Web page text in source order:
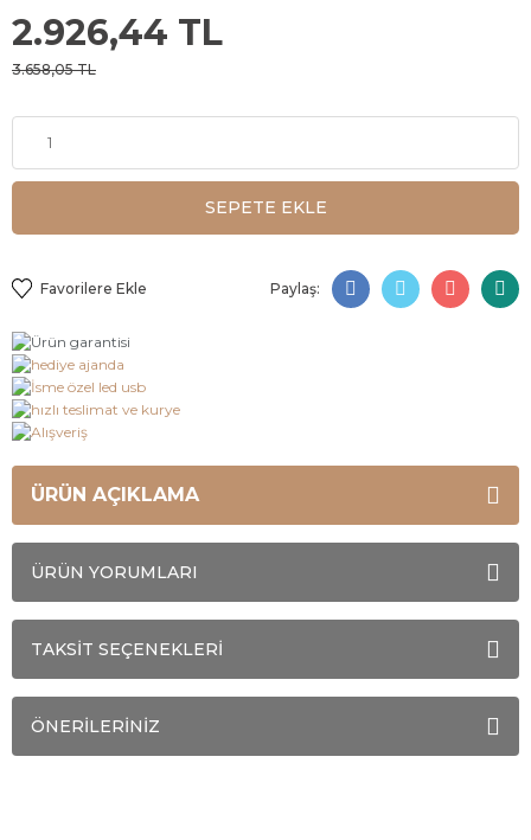
2.926,44 TL
3.658,05 TL
SEPETE EKLE
Paylaş:
ÜRÜN AÇIKLAMA
ÜRÜN YORUMLARI
TAKSİT SEÇENEKLERİ
ÖNERİLERİNİZ